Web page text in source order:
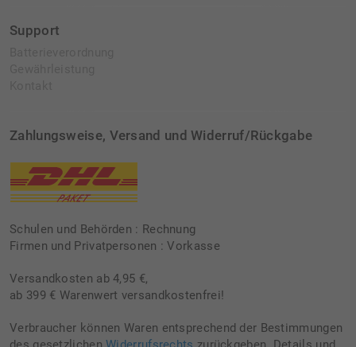
Support
Zahlungsweise, Versand und Widerruf/Rückgabe
Schulen und Behörden : Rechnung
Firmen und Privatpersonen : Vorkasse
Versandkosten ab 4,95 €,
ab 399 € Warenwert versandkostenfrei!
Verbraucher können Waren entsprechend der Bestimmungen